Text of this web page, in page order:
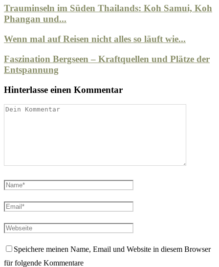
Trauminseln im Süden Thailands: Koh Samui, Koh
Phangan und...
Wenn mal auf Reisen nicht alles so läuft wie...
Faszination Bergseen – Kraftquellen und Plätze der
Entspannung
Hinterlasse einen Kommentar
Speichere meinen Name, Email und Website in diesem Browser
für folgende Kommentare